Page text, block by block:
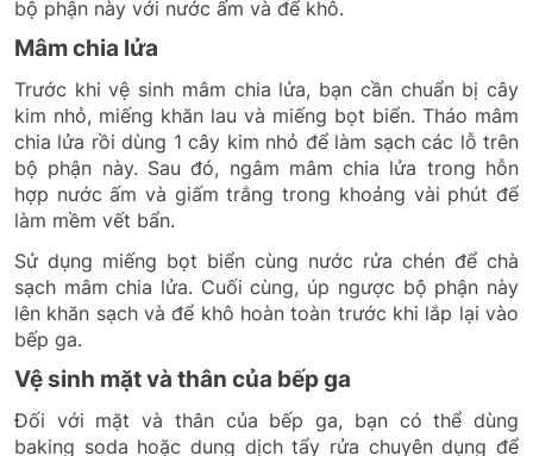
bộ phận này với nước ấm và để khô.
Mâm chia lửa
Trước khi vệ sinh mâm chia lửa, bạn cần chuẩn bị cây
kim nhỏ, miếng khăn lau và miếng bọt biển. Tháo mâm
chia lửa rồi dùng 1 cây kim nhỏ để làm sạch các lỗ trên
bộ phận này. Sau đó, ngâm mâm chia lửa trong hỗn
hợp nước ấm và giấm trắng trong khoảng vài phút để
làm mềm vết bẩn.
Sử dụng miếng bọt biển cùng nước rửa chén để chà
sạch mâm chia lửa. Cuối cùng, úp ngược bộ phận này
lên khăn sạch và để khô hoàn toàn trước khi lắp lại vào
bếp ga.
Vệ sinh mặt và thân của bếp ga
Đối với mặt và thân của bếp ga, bạn có thể dùng
baking soda hoặc dung dịch tẩy rửa chuyên dụng để